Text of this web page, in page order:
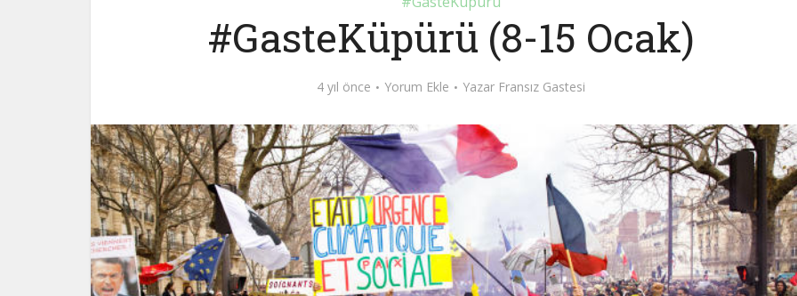
#GasteKüpürü (8-15 Ocak)
4 yıl önce Yorum Ekle Yazar Fransız Gastesi